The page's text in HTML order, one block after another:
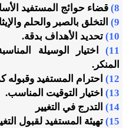
8) قضاء حوائج المستفيد
9)
التخلق بالصبر والحلم
10) تحديد الأهداف بدقة.
11)
اختيار الوسيلة
المنكر.
12)
احترام المستفيد وقبوله
13)
اختيار التوقيت المناسب.
14)
التدرج في التغيير
15) تهيئة المستفيد لقبول